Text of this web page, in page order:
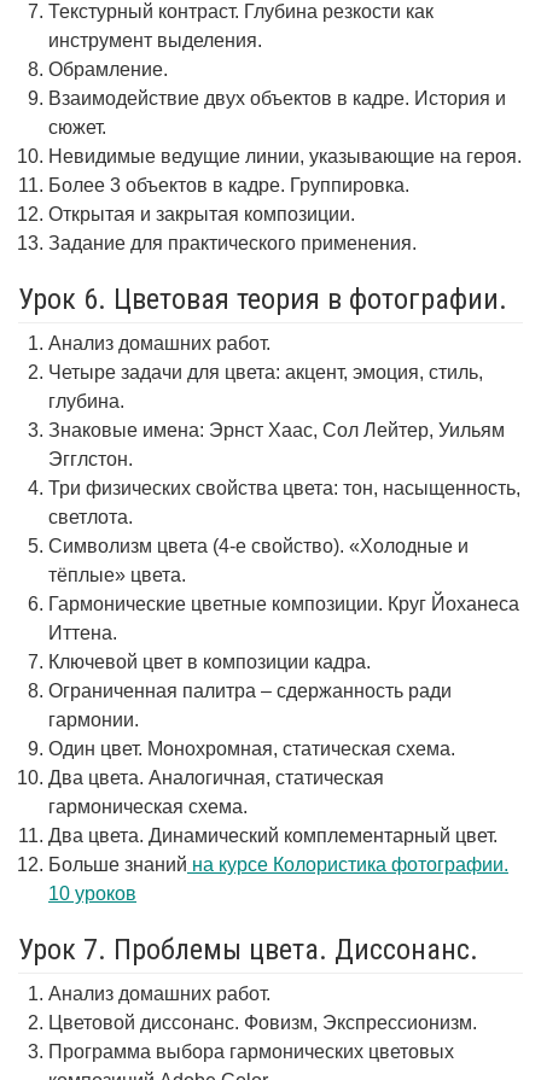
Текстурный контраст. Глубина резкости как
инструмент выделения.
Обрамление.
Взаимодействие двух объектов в кадре. История и
сюжет.
Невидимые ведущие линии, указывающие на героя.
Более 3 объектов в кадре. Группировка.
Открытая и закрытая композиции.
Задание для практического применения.
Урок 6. Цветовая теория в фотографии.
Анализ домашних работ.
Четыре задачи для цвета: акцент, эмоция, стиль,
глубина.
Знаковые имена: Эрнст Хаас, Сол Лейтер, Уильям
Эгглстон.
Три физических свойства цвета: тон, насыщенность,
светлота.
Символизм цвета (4-е свойство). «Холодные и
тёплые» цвета.
Гармонические цветные композиции. Круг Йоханеса
Иттена.
Ключевой цвет в композиции кадра.
Ограниченная палитра – сдержанность ради
гармонии.
Один цвет. Монохромная, статическая схема.
Два цвета. Аналогичная, статическая
гармоническая схема.
Два цвета. Динамический комплементарный цвет.
Больше знаний на курсе Колористика фотографии.
10 уроков
Урок 7. Проблемы цвета. Диссонанс.
Анализ домашних работ.
Цветовой диссонанс. Фовизм, Экспрессионизм.
Программа выбора гармонических цветовых